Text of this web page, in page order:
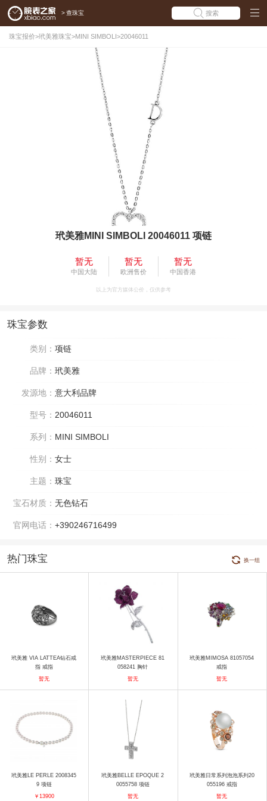
> 查珠宝 搜索
珠宝报价>玳美雅珠宝>MINI SIMBOLI>20046011
玳美雅MINI SIMBOLI 20046011 项链
暂无
中国大陆
暂无
欧洲售价
暂无
中国香港
以上为官方媒体公价，仅供参考
珠宝参数
类别： 项链
品牌： 玳美雅
发源地： 意大利品牌
型号： 20046011
系列： MINI SIMBOLI
性别： 女士
主题： 珠宝
宝石材质： 无色钻石
官网电话： +390246716499
热门珠宝 换一组
玳美雅 VIA LATTEA钻石戒
指 戒指
暂无
玳美雅MASTERPIECE 81
058241 胸针
暂无
玳美雅MIMOSA 81057054
戒指
暂无
玳美雅LE PERLE 2008345
9 项链
￥13900
玳美雅BELLE EPOQUE 2
0055758 项链
暂无
玳美雅日常系列泡泡系列20
055196 戒指
暂无